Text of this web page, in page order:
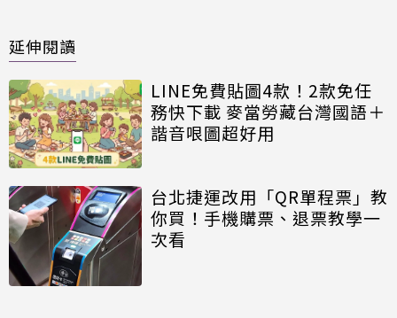
延伸閱讀
LINE免費貼圖4款！2款免任
務快下載 麥當勞藏台灣國語＋
諧音哏圖超好用
台北捷運改用「QR單程票」教
你買！手機購票、退票教學一
次看